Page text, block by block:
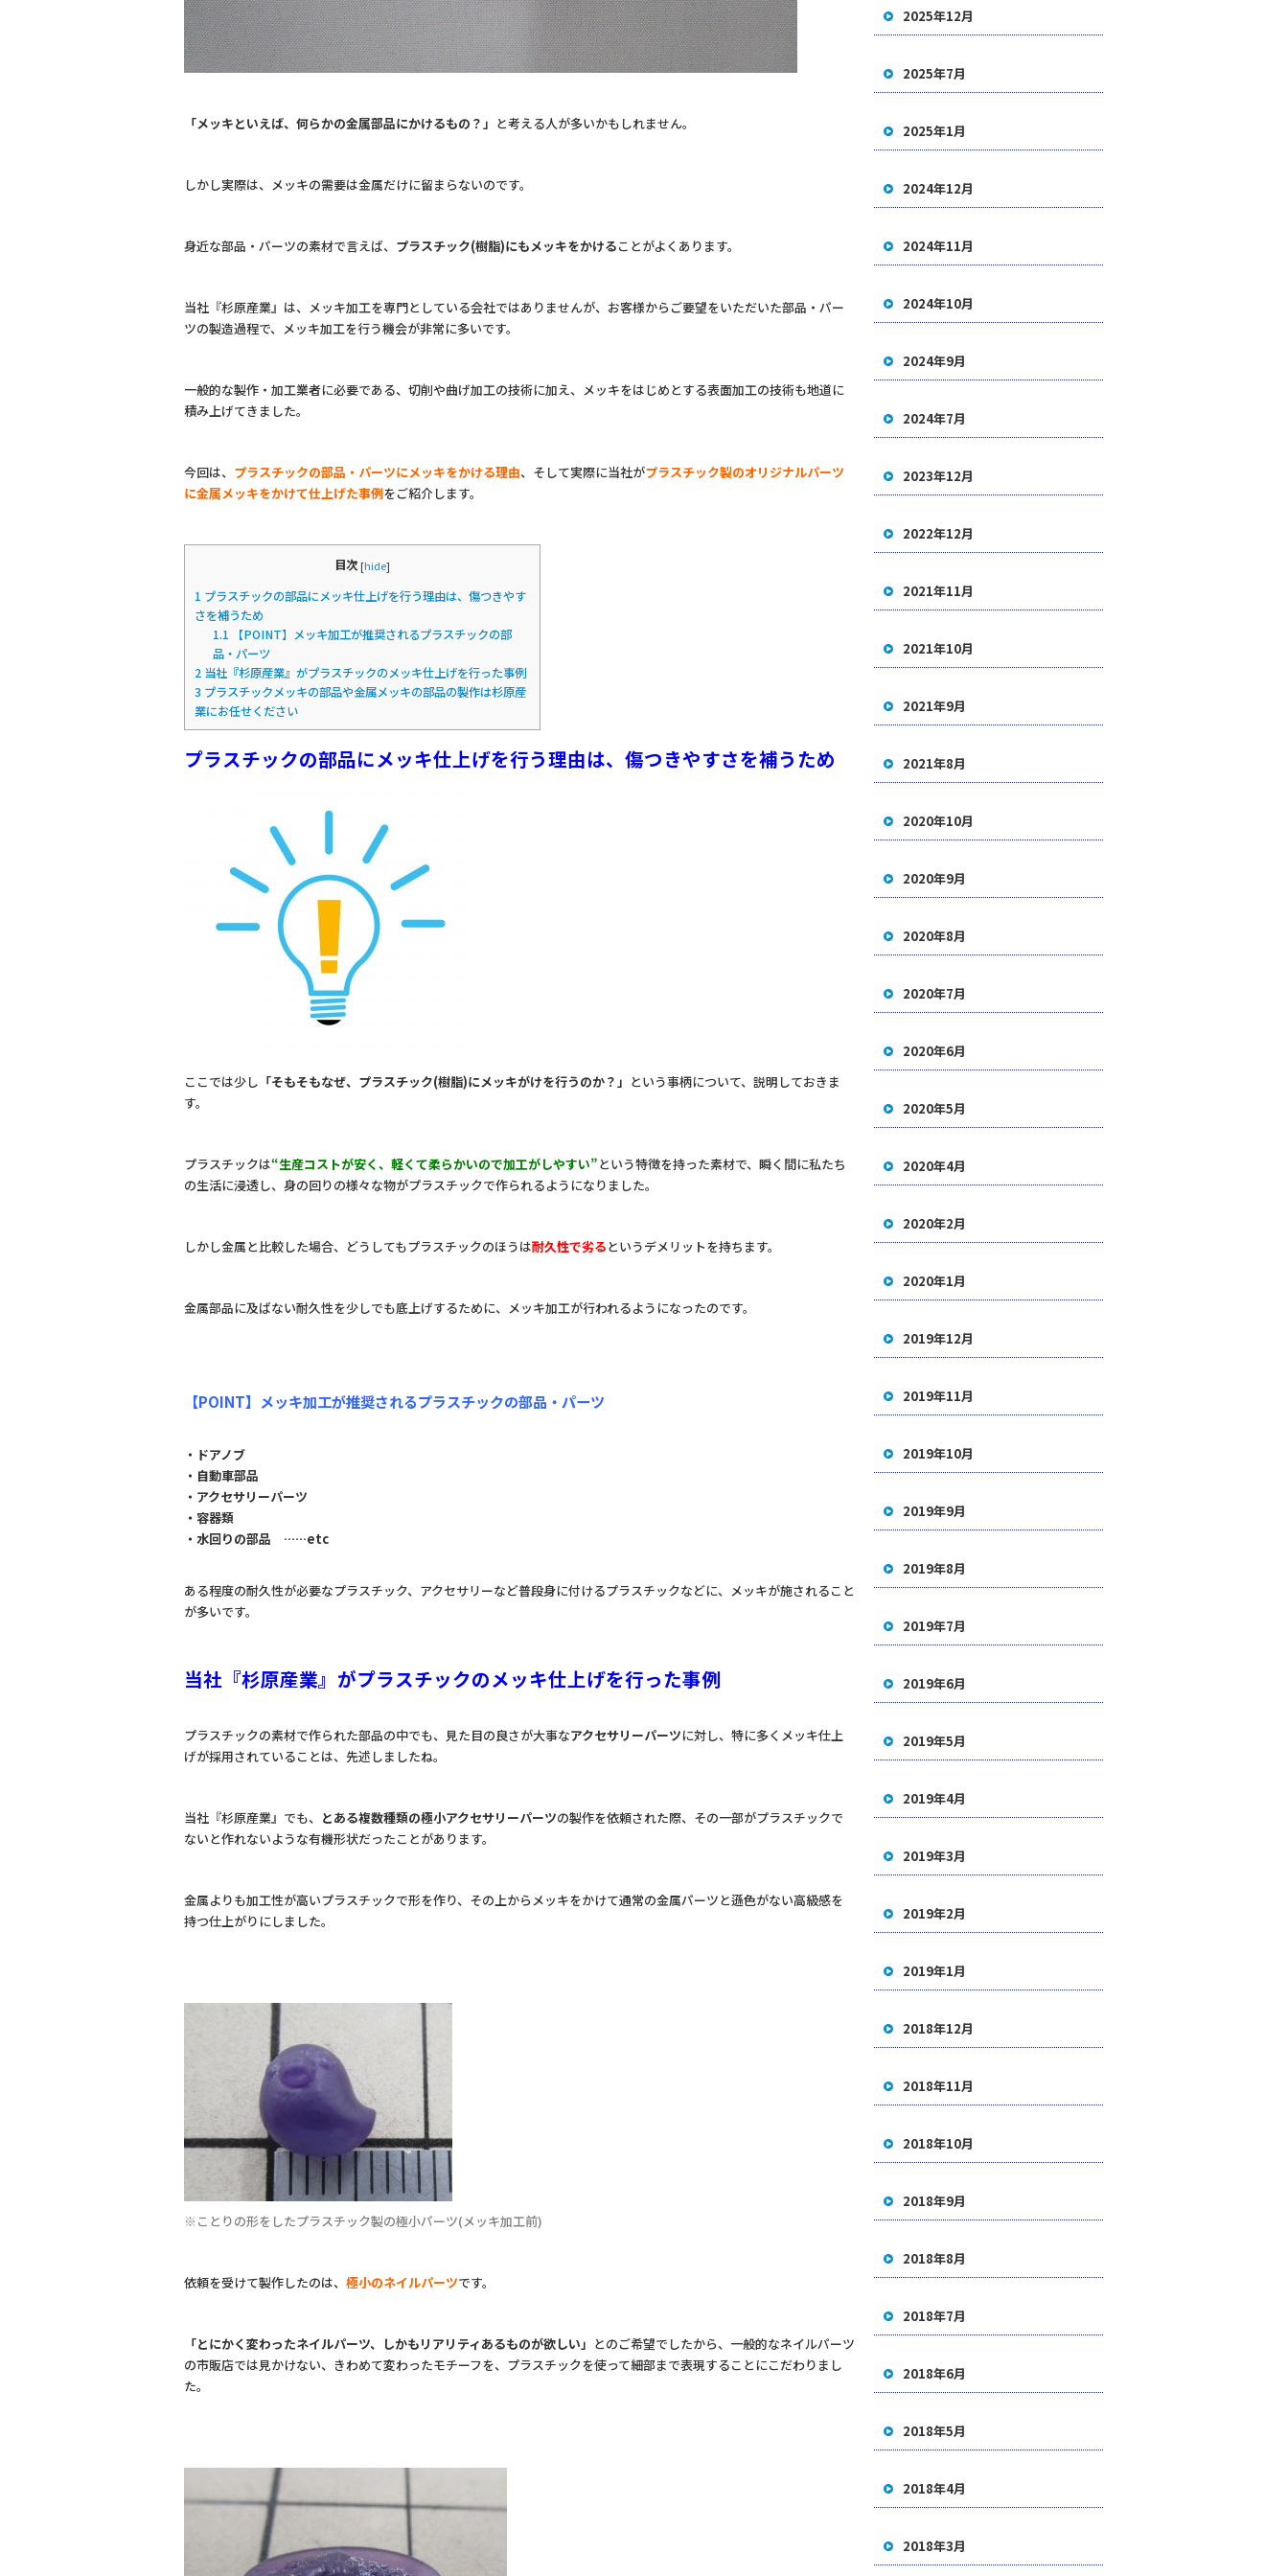
「メッキといえば、何らかの金属部品にかけるもの？」 と考える人が多いかもしれません。
しかし実際は、メッキの需要は金属だけに留まらないのです。
身近な部品・パーツの素材で言えば、 プラスチック(樹脂)にもメッキをかけることがよくあります。
当社『杉原産業』は、メッキ加工を専門としている会社ではありませんが、お客様からご要望をいただいた部品・パー
ツの製造過程で、メッキ加工を行う機会が非常に多いです。
一般的な製作・加工業者に必要である、切削や曲げ加工の技術に加え、メッキをはじめとする表面加工の技術も地道に
積み上げてきました。
今回は、 プラスチックの部品・パーツにメッキをかける理由、そして実際に当社がプラスチック製のオリジナルパーツ
に金属メッキをかけて仕上げた事例をご紹介します。
目次 [hide]
1 プラスチックの部品にメッキ仕上げを行う理由は、傷つきやす
さを補うため
1.1 【POINT】メッキ加工が推奨されるプラスチックの部
品・パーツ
2 当社『杉原産業』がプラスチックのメッキ仕上げを行った事例
3 プラスチックメッキの部品や金属メッキの部品の製作は杉原産
業にお任せください
プラスチックの部品にメッキ仕上げを行う理由は、傷つきやすさを補うため
ここでは少し 「そもそもなぜ、プラスチック(樹脂)にメッキがけを行うのか？」 という事柄について、説明しておきま
す。
プラスチックは“生産コストが安く、軽くて柔らかいので加工がしやすい”という特徴を持った素材で、瞬く間に私たち
の生活に浸透し、身の回りの様々な物がプラスチックで作られるようになりました。
しかし金属と比較した場合、どうしてもプラスチックのほうは耐久性で劣るというデメリットを持ちます。
金属部品に及ばない耐久性を少しでも底上げするために、メッキ加工が行われるようになったのです。
【POINT】メッキ加工が推奨されるプラスチックの部品・パーツ
・ドアノブ
・自動車部品
・アクセサリーパーツ
・容器類
・水回りの部品 ……etc
ある程度の耐久性が必要なプラスチック、アクセサリーなど普段身に付けるプラスチックなどに、メッキが施されること
が多いです。
当社『杉原産業』がプラスチックのメッキ仕上げを行った事例
プラスチックの素材で作られた部品の中でも、見た目の良さが大事なアクセサリーパーツに対し、特に多くメッキ仕上
げが採用されていることは、先述しましたね。
当社『杉原産業』でも、 とある複数種類の極小アクセサリーパーツの製作を依頼された際、その一部がプラスチックで
ないと作れないような有機形状だったことがあります。
金属よりも加工性が高いプラスチックで形を作り、その上からメッキをかけて通常の金属パーツと遜色がない高級感を
持つ仕上がりにしました。
※ことりの形をしたプラスチック製の極小パーツ(メッキ加工前)
依頼を受けて製作したのは、 極小のネイルパーツです。
「とにかく変わったネイルパーツ、しかもリアリティあるものが欲しい」 とのご希望でしたから、一般的なネイルパーツ
の市販店では見かけない、きわめて変わったモチーフを、プラスチックを使って細部まで表現することにこだわりまし
た。
2025年12月
2025年7月
2025年1月
2024年12月
2024年11月
2024年10月
2024年9月
2024年7月
2023年12月
2022年12月
2021年11月
2021年10月
2021年9月
2021年8月
2020年10月
2020年9月
2020年8月
2020年7月
2020年6月
2020年5月
2020年4月
2020年2月
2020年1月
2019年12月
2019年11月
2019年10月
2019年9月
2019年8月
2019年7月
2019年6月
2019年5月
2019年4月
2019年3月
2019年2月
2019年1月
2018年12月
2018年11月
2018年10月
2018年9月
2018年8月
2018年7月
2018年6月
2018年5月
2018年4月
2018年3月